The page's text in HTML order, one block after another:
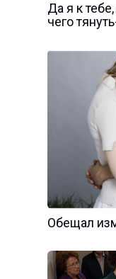
Да я к
чего
Обещал